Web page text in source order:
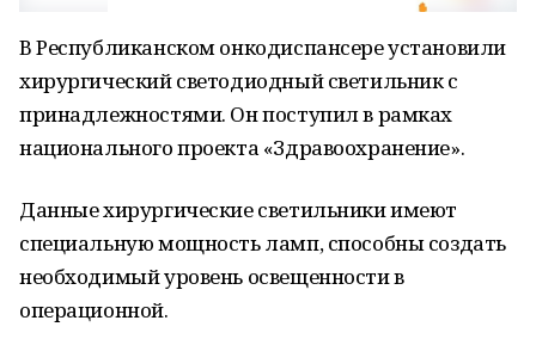
В Республиканском онкодиспансере установили
хирургический светодиодный светильник с
принадлежностями. Он поступил в рамках
национального проекта «Здравоохранение».
Данные хирургические светильники имеют
специальную мощность ламп, способны создать
необходимый уровень освещенности в
операционной.